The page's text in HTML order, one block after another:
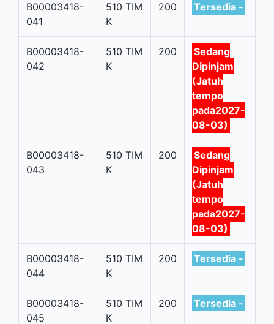
B00003418-
041
510 TIM
K
200 Tersedia -
B00003418-
042
510 TIM
K
200
Sedang
Dipinjam
(Jatuh
tempo
pada2027-
08-03)
B00003418-
043
510 TIM
K
200
Sedang
Dipinjam
(Jatuh
tempo
pada2027-
08-03)
B00003418-
044
510 TIM
K
200 Tersedia -
B00003418-
045
510 TIM
K
200 Tersedia -